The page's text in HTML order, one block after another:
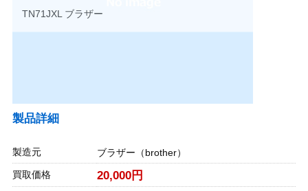
製品詳細
製造元
ブラザー（brother）
買取価格
20,000円